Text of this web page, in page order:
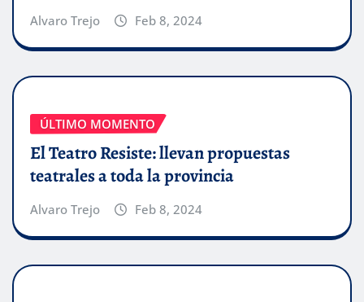
Alvaro Trejo Feb 8, 2024
ÚLTIMO MOMENTO
El Teatro Resiste: llevan propuestas
teatrales a toda la provincia
Alvaro Trejo Feb 8, 2024